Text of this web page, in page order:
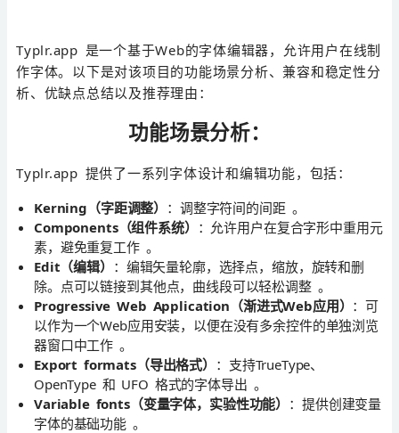
Typlr.app 是一个基于Web的字体编辑器，允许用户在线制
作字体。以下是对该项目的功能场景分析、兼容和稳定性分
析、优缺点总结以及推荐理由：
功能场景分析：
Typlr.app 提供了一系列字体设计和编辑功能，包括：
Kerning（字距调整） ：调整字符间的间距 。
Components（组件系统） ：允许用户在复合字形中重用元
素，避免重复工作 。
Edit（编辑） ：编辑矢量轮廓，选择点，缩放，旋转和删
除。点可以链接到其他点，曲线段可以轻松调整 。
Progressive Web Application（渐进式Web应用） ：可
以作为一个Web应用安装，以便在没有多余控件的单独浏览
器窗口中工作 。
Export formats（导出格式） ：支持TrueType、
OpenType 和 UFO 格式的字体导出 。
Variable fonts（变量字体，实验性功能） ：提供创建变量
字体的基础功能 。